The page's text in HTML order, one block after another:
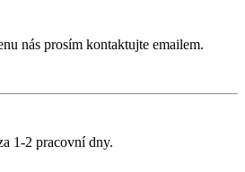
nás prosím kontaktujte emailem.
1-2 pracovní dny.